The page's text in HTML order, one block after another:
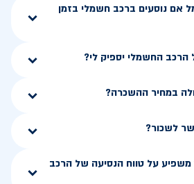
נוסעים ברכב חשמלי בזמן
החשמלי יספיק לי?
במחיר ההשכרה?
לשכור?
משפיע על טווח הנסיעה של הרכב